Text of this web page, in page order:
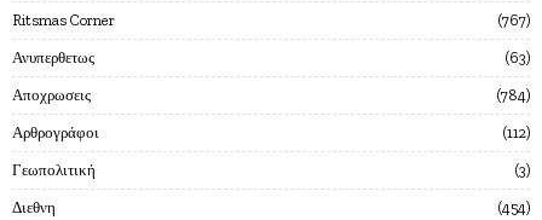
Ritsmas Corner 767
Ανυπερθετως 63
Αποχρωσεις 784
Αρθρογράφοι 112
Γεωπολιτική 3
Διεθνη 454